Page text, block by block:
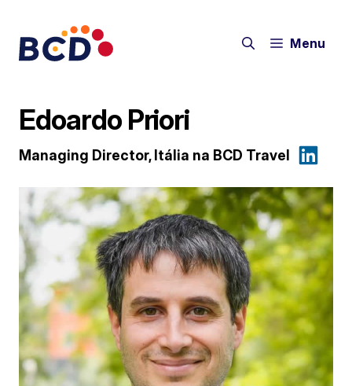
Menu
Edoardo Priori
Managing Director, Itália na BCD Travel